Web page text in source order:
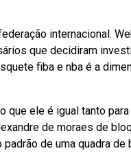
internacional.
que decidiram
fiba e nba é a
ele é igual tanto
de moraes de
de uma quadra